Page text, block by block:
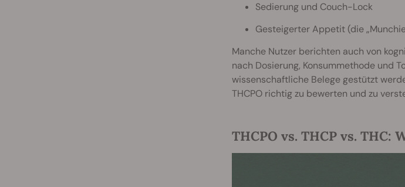
Sedierung und Couch-Lock
Gesteigerter Appetit (die
Manche Nutzer berichten auch von
nach Dosierung, Konsummethode und
wissenschaftliche Belege gestützt
THCPO richtig zu bewerten und zu
THCPO vs. THCP vs. THC: